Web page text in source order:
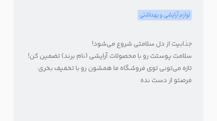
لوازم آرایشی و بهداشتی
جذابیت از دل سلامتی شروع می‌شود!
سلامت پوستت رو با محصولات آرایشی (نام برند) تضمین کن!
تازه می‌تونی توی فروشگاه ما همشون رو با تخفیف بخری
فرصتو از دست نده